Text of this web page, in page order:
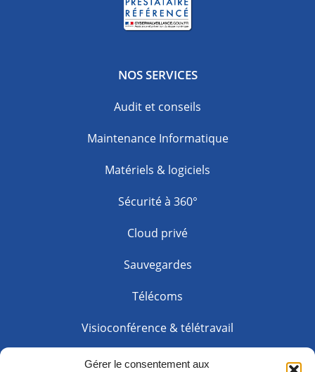
Gérer le consentement aux
NOS SERVICES
Audit et conseils
Maintenance Informatique
Matériels & logiciels
Sécurité à 360°
Cloud privé
Sauvegardes
Télécoms
Visioconférence & télétravail
Web solution